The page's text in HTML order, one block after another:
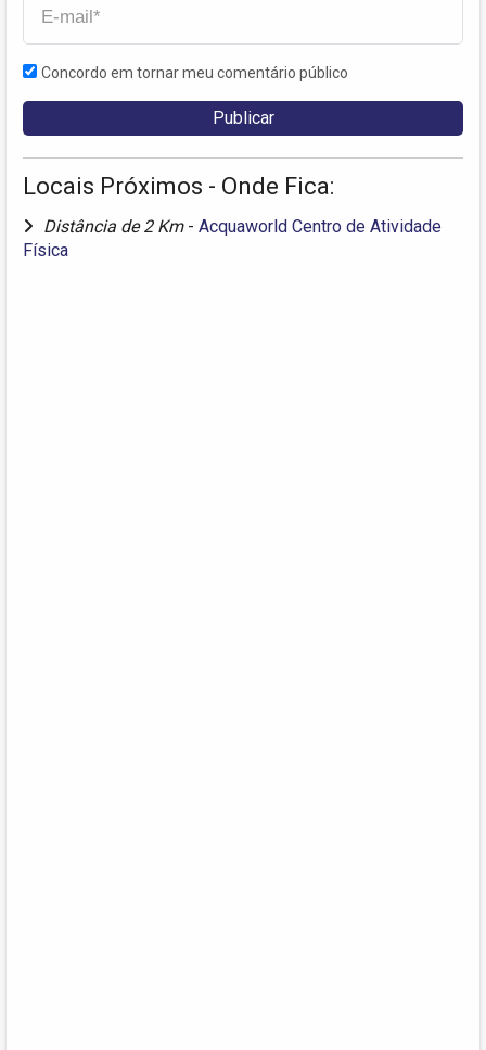
Concordo em tornar meu comentário público
Locais Próximos - Onde Fica:
Distância de 2 Km - Acquaworld Centro de Atividade
Física